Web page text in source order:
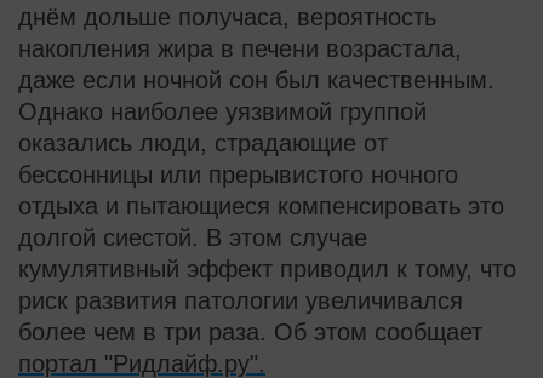
днём дольше получаса, вероятность
накопления жира в печени возрастала,
даже если ночной сон был качественным.
Однако наиболее уязвимой группой
оказались люди, страдающие от
бессонницы или прерывистого ночного
отдыха и пытающиеся компенсировать это
долгой сиестой. В этом случае
кумулятивный эффект приводил к тому, что
риск развития патологии увеличивался
более чем в три раза. Об этом сообщает
портал "Ридлайф.ру".